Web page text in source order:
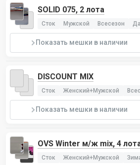
SOLID 075, 2 лота
Сток Мужской Всесезон
Показать мешки в наличии
DISCOUNT MIX
Сток Женский+Мужской
Показать мешки в наличии
OVS Winter м/ж mix, 4
Сток Женский+Мужской